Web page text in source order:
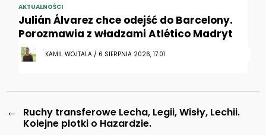
AKTUALNOŚCI
Julián Álvarez chce odejść do Barcelony.
Porozmawia z władzami Atlético Madryt
KAMIL WOJTALA / 6 SIERPNIA 2026, 17:01
←
Ruchy transferowe Lecha, Legii, Wisły, Lechii.
Kolejne plotki o Hazardzie.